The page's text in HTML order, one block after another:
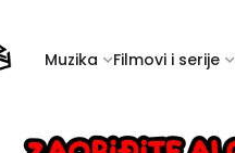
Muzika Filmovi i serije